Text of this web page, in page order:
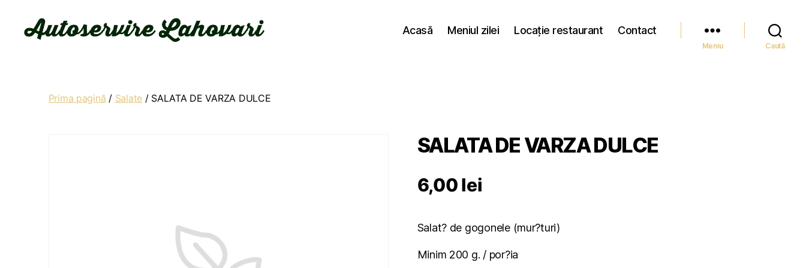
Acasă Meniul zilei Locație restaurant Contact
Meniu Caută
Prima pagină / Salate/ SALATA DE VARZA DULCE
SALATA DE VARZA DULCE
6,00lei
Salat? de gogonele (mur?turi)
Minim 200 g. / por?ia